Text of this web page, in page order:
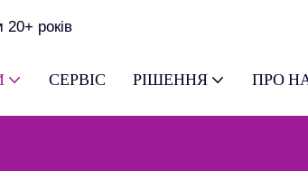
років
СЕРВІС РІШЕННЯ ПРО